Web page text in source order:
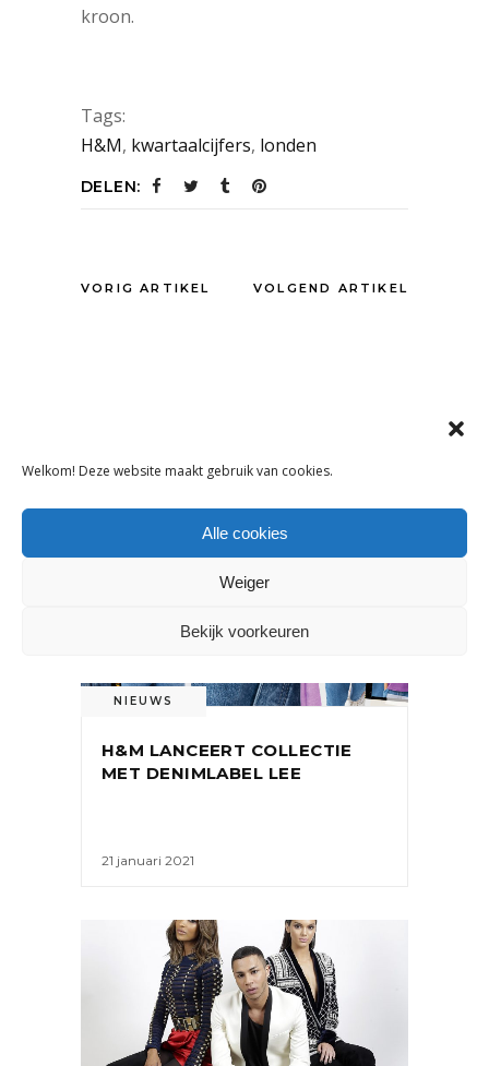
Welkom! Deze website maakt gebruik van cookies.
Alle cookies
Weiger
Bekijk voorkeuren
kroon.
Tags:
H&M, kwartaalcijfers, londen
DELEN:
VORIG ARTIKEL VOLGEND ARTIKEL
NIEUWS
H&M LANCEERT COLLECTIE
MET DENIMLABEL LEE
21 januari 2021